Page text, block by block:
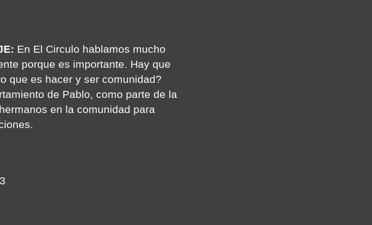
En El Circulo hablamos mucho
porque es importante. Hay que
que es hacer y ser comunidad?
de Pablo, como parte de la
en la comunidad para